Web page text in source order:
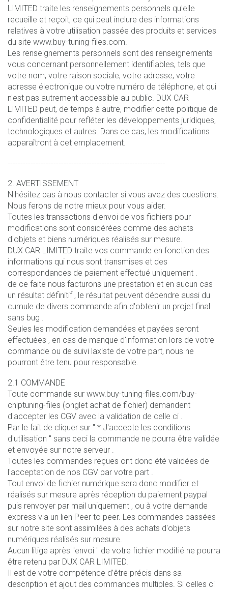
LIMITED traite les renseignements personnels qu'elle
recueille et reçoit, ce qui peut inclure des informations
relatives à votre utilisation passée des produits et services
du site www.buy-tuning-files.com.
Les renseignements personnels sont des renseignements
vous concernant personnellement identifiables, tels que
votre nom, votre raison sociale, votre adresse, votre
adresse électronique ou votre numéro de téléphone, et qui
n'est pas autrement accessible au public. DUX CAR
LIMITED peut, de temps à autre, modifier cette politique de
confidentialité pour refléter les développements juridiques,
technologiques et autres. Dans ce cas, les modifications
apparaîtront à cet emplacement.
--------------------------------------------------------------
2. AVERTISSEMENT
N'hésitez pas à nous contacter si vous avez des questions.
Nous ferons de notre mieux pour vous aider.
Toutes les transactions d'envoi de vos fichiers pour
modifications sont considérées comme des achats
d'objets et biens numériques réalisés sur mesure.
DUX CAR LIMITED traite vos commande en fonction des
informations qui nous sont transmises et des
correspondances de paiement effectué uniquement .
de ce faite nous facturons une prestation et en aucun cas
un résultat définitif , le résultat peuvent dépendre aussi du
cumule de divers commande afin d'obtenir un projet final
sans bug .
Seules les modification demandées et payées seront
effectuées , en cas de manque d'information lors de votre
commande ou de suivi laxiste de votre part, nous ne
pourront être tenu pour responsable.
2.1 COMMANDE
Toute commande sur www.buy-tuning-files.com/buy-
chiptuning-files (onglet achat de fichier) demandent
d'accepter les CGV avec la validation de celle ci .
Par le fait de cliquer sur " * J'accepte les conditions
d'utilisation " sans ceci la commande ne pourra être validée
et envoyée sur notre serveur .
Toutes les commandes reçues ont donc été validées de
l'acceptation de nos CGV par votre part .
Tout envoi de fichier numérique sera donc modifier et
réalisés sur mesure après réception du paiement paypal
puis renvoyer par mail uniquement , ou à votre demande
express via un lien Peer to peer. Les commandes passées
sur notre site sont assimilées à des achats d'objets
numériques réalisés sur mesure.
Aucun litige après "envoi " de votre fichier modifié ne pourra
être retenu par DUX CAR LIMITED.
Il est de votre compétence d’être précis dans sa
description et ajout des commandes multiples. Si celles ci